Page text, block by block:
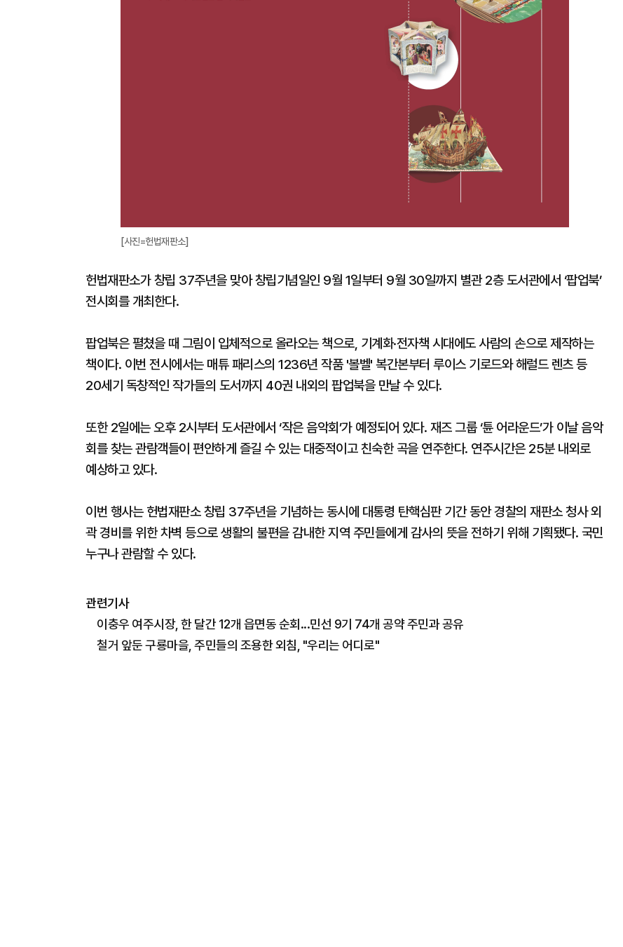
[사진=헌법재판소]
헌법재판소가 창립 37주년을 맞아 창립기념일인 9월 1일부터 9월 30일까지 별관 2층 도서관에서 ‘팝업북’
전시회를 개최한다.
팝업북은 펼쳤을 때 그림이 입체적으로 올라오는 책으로, 기계화·전자책 시대에도 사람의 손으로 제작하는
책이다. 이번 전시에서는 매튜 패리스의 1236년 작품 '볼벨' 복간본부터 루이스 기로드와 해럴드 렌츠 등
20세기 독창적인 작가들의 도서까지 40권 내외의 팝업북을 만날 수 있다.
또한 2일에는 오후 2시부터 도서관에서 ‘작은 음악회’가 예정되어 있다. 재즈 그룹 ‘튠 어라운드’가 이날 음악
회를 찾는 관람객들이 편안하게 즐길 수 있는 대중적이고 친숙한 곡을 연주한다. 연주시간은 25분 내외로
예상하고 있다.
이번 행사는 헌법재판소 창립 37주년을 기념하는 동시에 대통령 탄핵심판 기간 동안 경찰의 재판소 청사 외
곽 경비를 위한 차벽 등으로 생활의 불편을 감내한 지역 주민들에게 감사의 뜻을 전하기 위해 기획됐다. 국민
누구나 관람할 수 있다.
관련기사
이충우 여주시장, 한 달간 12개 읍면동 순회...민선 9기 74개 공약 주민과 공유
철거 앞둔 구룡마을, 주민들의 조용한 외침, "우리는 어디로"